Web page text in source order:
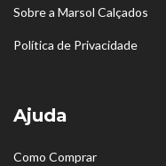
Sobre a Marsol Calçados
Política de Privacidade
Ajuda
Como Comprar